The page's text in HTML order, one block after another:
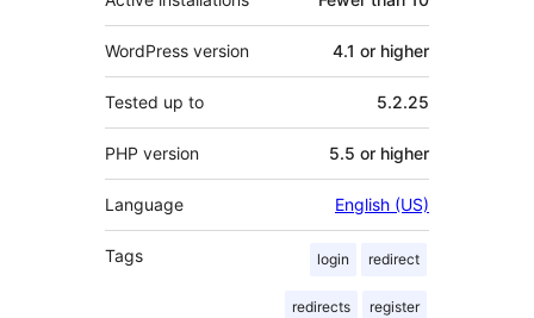
WordPress version 4.1 or higher
Tested up to 5.2.25
PHP version 5.5 or higher
Language English (US)
Tags login redirect
redirects register